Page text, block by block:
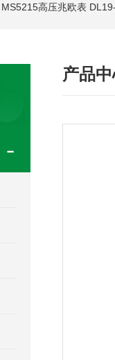
MS5215高压兆欧表
产品